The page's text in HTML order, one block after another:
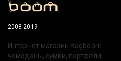
2008-2019
Интернет магазин Bagboom -
чемоданы, сумки, портфели,